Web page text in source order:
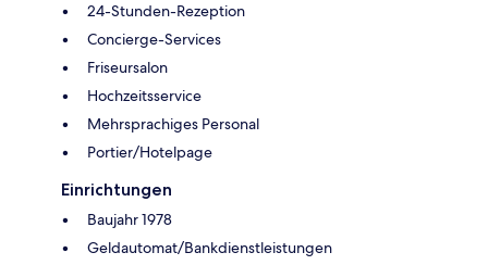
24-Stunden-Rezeption
Concierge-Services
Friseursalon
Hochzeitsservice
Mehrsprachiges Personal
Portier/Hotelpage
Einrichtungen
Baujahr 1978
Geldautomat/Bankdienstleistungen